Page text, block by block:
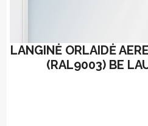
LANGINĖ ORLAIDĖ
(RAL9003) BE